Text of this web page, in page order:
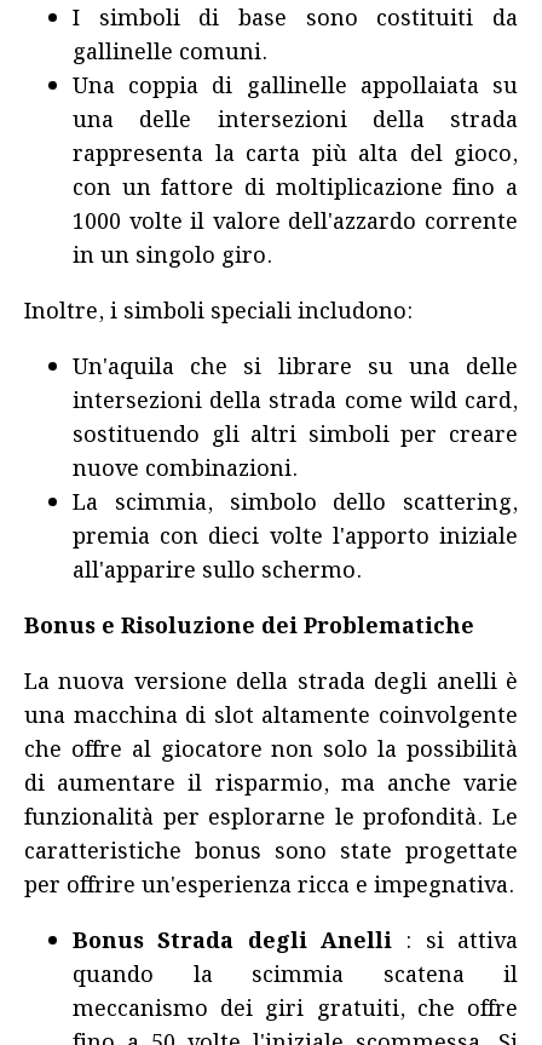
I simboli di base sono costituiti da
gallinelle comuni.
Una coppia di gallinelle appollaiata su
una delle intersezioni della strada
rappresenta la carta più alta del gioco,
con un fattore di moltiplicazione fino a
1000 volte il valore dell'azzardo corrente
in un singolo giro.
Inoltre, i simboli speciali includono:
Un'aquila che si librare su una delle
intersezioni della strada come wild card,
sostituendo gli altri simboli per creare
nuove combinazioni.
La scimmia, simbolo dello scattering,
premia con dieci volte l'apporto iniziale
all'apparire sullo schermo.
Bonus e Risoluzione dei Problematiche
La nuova versione della strada degli anelli è
una macchina di slot altamente coinvolgente
che offre al giocatore non solo la possibilità
di aumentare il risparmio, ma anche varie
funzionalità per esplorarne le profondità. Le
caratteristiche bonus sono state progettate
per offrire un'esperienza ricca e impegnativa.
Bonus Strada degli Anelli : si attiva
quando la scimmia scatena il
meccanismo dei giri gratuiti, che offre